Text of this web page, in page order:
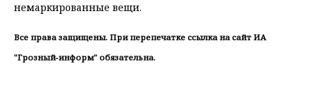
немаркированные вещи.
Все права защищены. При перепечатке ссылка на сайт ИА
"Грозный-информ" обязательна.